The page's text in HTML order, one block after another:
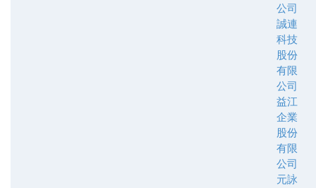
公司
誠連
科技
股份
有限
公司
益江
企業
股份
有限
公司
元詠